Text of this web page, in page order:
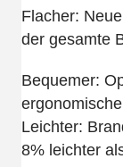
Flacher:
der gesamte
Bequemer:
Leichter:
8% leichter